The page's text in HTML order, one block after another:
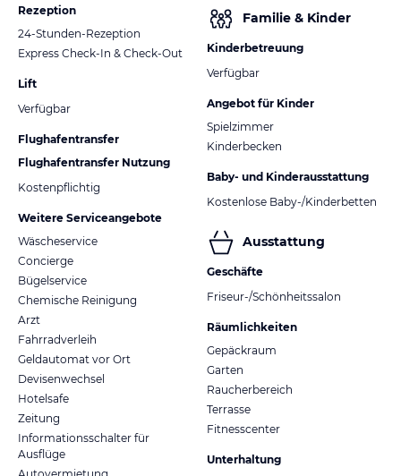
Rezeption
24-Stunden-Rezeption
Express Check-In & Check-Out
Lift
Verfügbar
Flughafentransfer
Flughafentransfer Nutzung
Kostenpflichtig
Weitere Serviceangebote
Wäscheservice
Concierge
Bügelservice
Chemische Reinigung
Arzt
Fahrradverleih
Geldautomat vor Ort
Devisenwechsel
Hotelsafe
Zeitung
Informationsschalter für
Ausflüge
Familie & Kinder
Kinderbetreuung
Verfügbar
Angebot für Kinder
Spielzimmer
Kinderbecken
Baby- und Kinderausstattung
Kostenlose Baby-/Kinderbetten
Ausstattung
Geschäfte
Friseur-/Schönheitssalon
Räumlichkeiten
Gepäckraum
Garten
Raucherbereich
Terrasse
Fitnesscenter
Unterhaltung